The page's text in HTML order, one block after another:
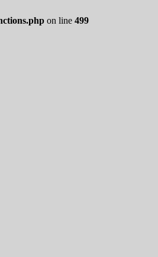
on line 499